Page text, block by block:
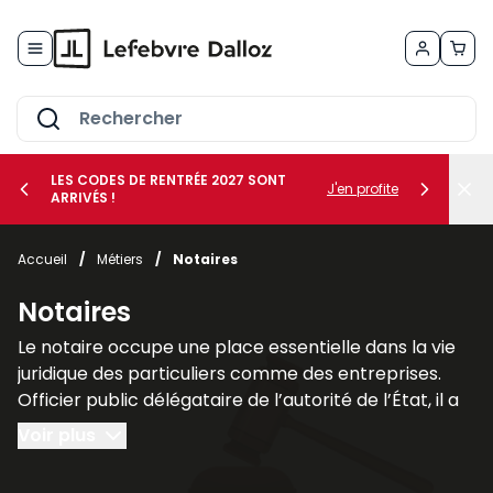
le sous-menu Vos métiers
le sous-menu Vos besoins
LES CODES DE RENTRÉE 2027 SONT
ARRIVÉS !
J'en profite
Accueil / Métiers / Notaires
Notaires
Le notaire occupe une place essentielle dans la vie
juridique des particuliers comme des entreprises.
Officier public délégataire de l’autorité de l’État, il a
pour mission d’authentifier les actes, de garantir leur
sécurité juridique et d’assurer leur conservation. Son